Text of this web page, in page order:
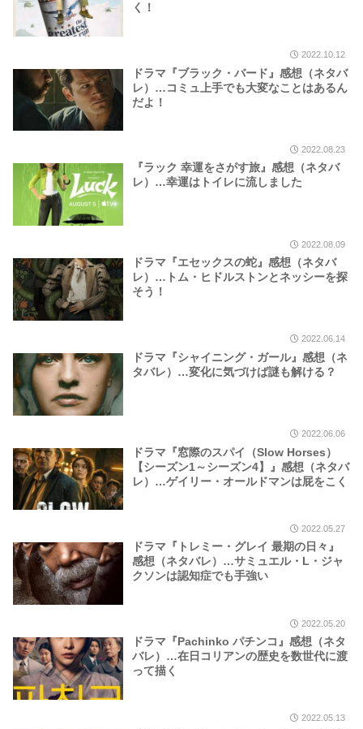
く！
2022.10.12
ドラマ『ブラック・バード』感想（ネタバ
レ）…コミュ上手でも大変なことはあるん
だよ！
2022.08.23
『ラック 幸運をさがす旅』感想（ネタバ
レ）…幸運はトイレに流しました
2022.08.09
ドラマ『エセックスの蛇』感想（ネタバ
レ）…トム・ヒドルストンとネッシーを探
そう！
2022.06.14
ドラマ『シャイニング・ガール』感想（ネ
タバレ）…変化に気づけば謎も解ける？
2022.06.06
ドラマ『窓際のスパイ（Slow Horses）
【シーズン1～シーズン4】』感想（ネタバ
レ）…ゲイリー・オールドマンは屁をこく
2022.05.27
ドラマ『トレミー・グレイ 最期の日々』
感想（ネタバレ）…サミュエル・L・ジャ
クソンは認知症でも手強い
2022.05.20
ドラマ『Pachinko パチンコ』感想（ネタ
バレ）…在日コリアンの歴史を数世代に渡
って描く
2022.05.13